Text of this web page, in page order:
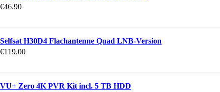
€46.90
Selfsat H30D4 Flachantenne Quad LNB-Version
€119.00
VU+ Zero 4K PVR Kit incl. 5 TB HDD